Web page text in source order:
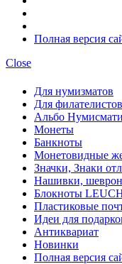
Полная версия
Close
Для нумизматов
Для филателистов
Альбо
Монеты
Банкноты
Монетовидные
Значки, Знаки
Нашивки,
Блокноты
Пластиковые
Идеи для
Антиквариат
Новинки
Полная версия